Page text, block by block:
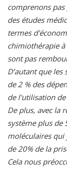
comprenons
des études
termes
chimiothérapie à
sont pas
D’autant que
de 2 % des
de l'utilisation de
De plus, avec la
système plus de
moléculaires qui
de 20% de la
Cela nous